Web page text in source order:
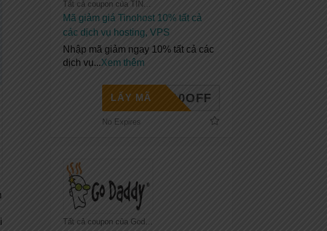
Tất cả coupon của TINOHOST
Mã giảm giá Tinohost 10% tất cả
các dịch vụ hosting, VPS
Nhập mã giảm ngay 10% tất cả các
dịch vụ...Xem thêm
INO10OFF
LẤY MÃ
No Expires